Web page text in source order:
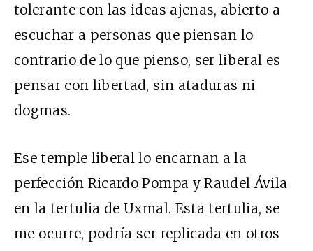
tolerante con las ideas ajenas, abierto a
escuchar a personas que piensan lo
contrario de lo que pienso, ser liberal es
pensar con libertad, sin ataduras ni
dogmas.
Ese temple liberal lo encarnan a la
perfección Ricardo Pompa y Raudel Ávila
en la tertulia de Uxmal. Esta tertulia, se
me ocurre, podría ser replicada en otros